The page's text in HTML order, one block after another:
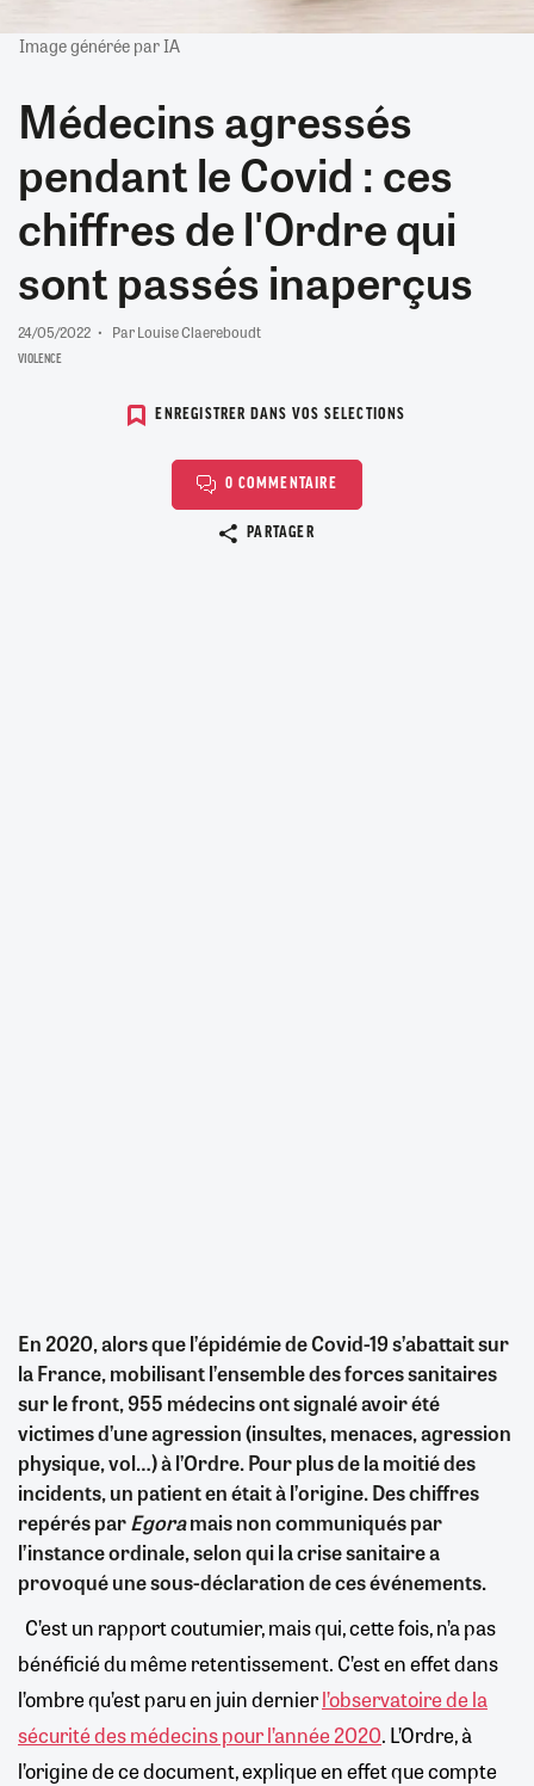
Image générée par IA
Médecins agressés
pendant le Covid : ces
chiffres de l'Ordre qui
sont passés inaperçus
24/05/2022 Par Louise Claereboudt
VIOLENCE
ENREGISTRER DANS VOS SELECTIONS
0 COMMENTAIRE
PARTAGER
En 2020, alors que l’épidémie de Covid-19 s’abattait sur
la France, mobilisant l’ensemble des forces sanitaires
sur le front, 955 médecins ont signalé avoir été
victimes d’une agression (insultes, menaces, agression
physique, vol…) à l’Ordre. Pour plus de la moitié des
incidents, un patient en était à l’origine. Des chiffres
repérés parEgoramais non communiqués par
l’instance ordinale, selon qui la crise sanitaire a
provoqué une sous-déclaration de ces événements.
C’est un rapport coutumier, mais qui, cette fois, n’a pas
bénéficié du même retentissement. C’est en effet dans
l’ombre qu’est paru en juin dernierl’observatoire de la
sécurité des médecins pour l’année 2020. L’Ordre, à
l’origine de ce document, explique en effet que compte